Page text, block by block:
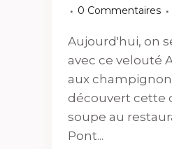
0 Commentaires
Aujourd'hui, on
avec ce velouté
aux
découvert cette
soupe au
Pont...